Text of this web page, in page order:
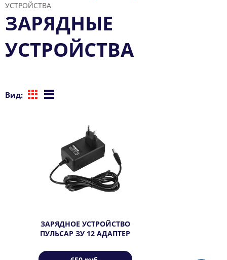
УСТРОЙСТВА
ЗАРЯДНЫЕ
УСТРОЙСТВА
Вид:
ЗАРЯДНОЕ УСТРОЙСТВО
ПУЛЬСАР ЗУ 12 АДАПТЕР